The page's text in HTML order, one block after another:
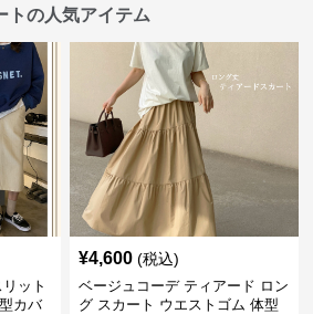
トの人気アイテム
ット
カバ
¥4,600 (税込)
ベージュコーデ ティアード ロン
グ スカート ウエストゴム 体型